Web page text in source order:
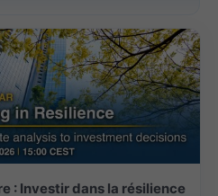
: Investir dans la résilience